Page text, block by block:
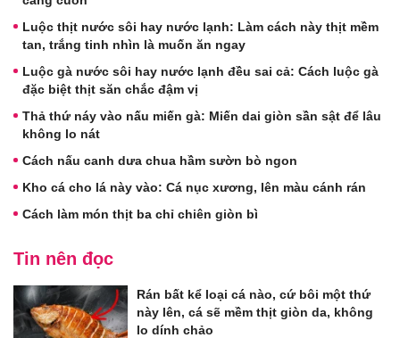
Luộc thịt nước sôi hay nước lạnh: Làm cách này thịt mềm
tan, trắng tinh nhìn là muốn ăn ngay
Luộc gà nước sôi hay nước lạnh đều sai cả: Cách luộc gà
đặc biệt thịt săn chắc đậm vị
Thả thứ náy vào nấu miến gà: Miến dai giòn sần sật để lâu
không lo nát
Cách nấu canh dưa chua hầm sườn bò ngon
Kho cá cho lá này vào: Cá nục xương, lên màu cánh rán
Cách làm món thịt ba chỉ chiên giòn bì
Tin nên đọc
Rán bất kể loại cá nào, cứ bôi một thứ
này lên, cá sẽ mềm thịt giòn da, không
lo dính chảo